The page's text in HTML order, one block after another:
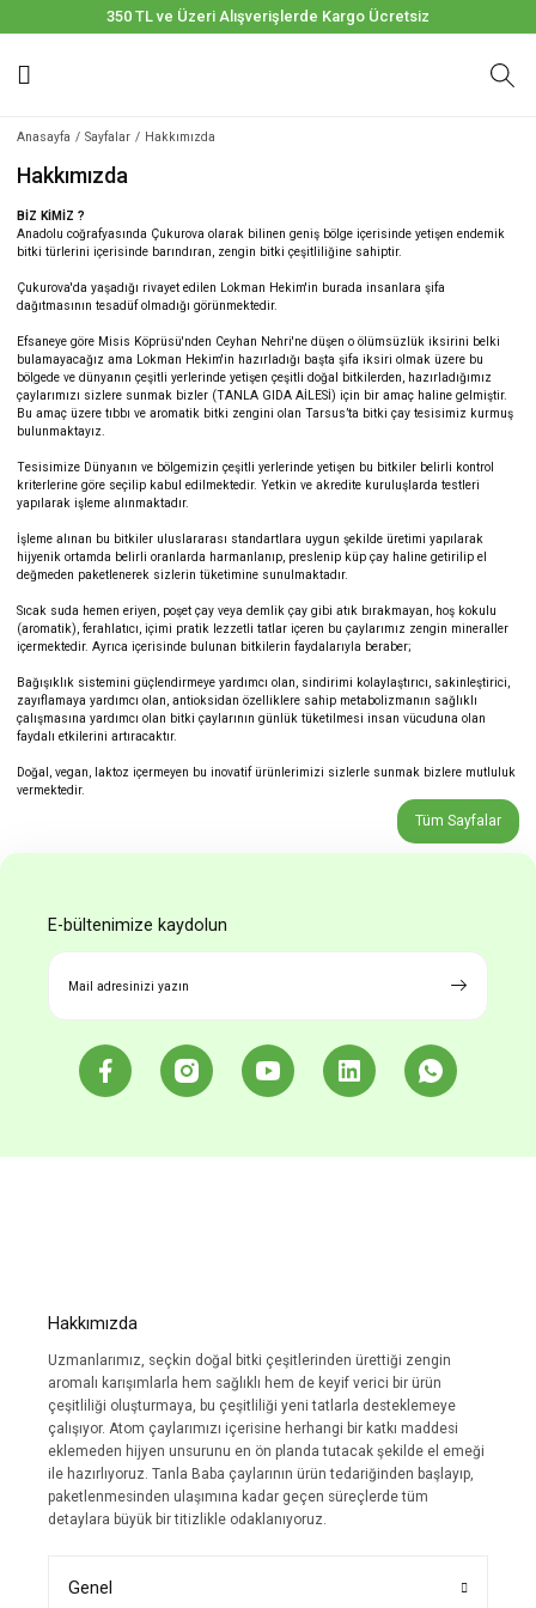
350 TL ve Üzeri Alışverişlerde Kargo Ücretsiz
Anasayfa Sayfalar Hakkımızda
Hakkımızda
BİZ KİMİZ ?
Anadolu coğrafyasında Çukurova olarak bilinen geniş bölge içerisinde yetişen endemik
bitki türlerini içerisinde barındıran, zengin bitki çeşitliliğine sahiptir.
Çukurova'da yaşadığı rivayet edilen Lokman Hekim'in burada insanlara şifa
dağıtmasının tesadüf olmadığı görünmektedir.
Efsaneye göre Misis Köprüsü'nden Ceyhan Nehri'ne düşen o ölümsüzlük iksirini belki
bulamayacağız ama Lokman Hekim'in hazırladığı başta şifa iksiri olmak üzere bu
bölgede ve dünyanın çeşitli yerlerinde yetişen çeşitli doğal bitkilerden, hazırladığımız
çaylarımızı sizlere sunmak bizler (TANLA GIDA AİLESİ) için bir amaç haline gelmiştir.
Bu amaç üzere tıbbı ve aromatik bitki zengini olan Tarsus’ta bitki çay tesisimiz kurmuş
bulunmaktayız.
Tesisimize Dünyanın ve bölgemizin çeşitli yerlerinde yetişen bu bitkiler belirli kontrol
kriterlerine göre seçilip kabul edilmektedir. Yetkin ve akredite kuruluşlarda testleri
yapılarak işleme alınmaktadır.
İşleme alınan bu bitkiler uluslararası standartlara uygun şekilde üretimi yapılarak
hijyenik ortamda belirli oranlarda harmanlanıp, preslenip küp çay haline getirilip el
değmeden paketlenerek sizlerin tüketimine sunulmaktadır.
Sıcak suda hemen eriyen, poşet çay veya demlik çay gibi atık bırakmayan, hoş kokulu
(aromatik), ferahlatıcı, içimi pratik lezzetli tatlar içeren bu çaylarımız zengin mineraller
içermektedir. Ayrıca içerisinde bulunan bitkilerin faydalarıyla beraber;
Bağışıklık sistemini güçlendirmeye yardımcı olan, sindirimi kolaylaştırıcı, sakinleştirici,
zayıflamaya yardımcı olan, antioksidan özelliklere sahip metabolizmanın sağlıklı
çalışmasına yardımcı olan bitki çaylarının günlük tüketilmesi insan vücuduna olan
faydalı etkilerini artıracaktır.
Doğal, vegan, laktoz içermeyen bu inovatif ürünlerimizi sizlerle sunmak bizlere mutluluk
vermektedir.
Tüm Sayfalar
E-bültenimize kaydolun
Hakkımızda
Uzmanlarımız, seçkin doğal bitki çeşitlerinden ürettiği zengin
aromalı karışımlarla hem sağlıklı hem de keyif verici bir ürün
çeşitliliği oluşturmaya, bu çeşitliliği yeni tatlarla desteklemeye
çalışıyor. Atom çaylarımızı içerisine herhangi bir katkı maddesi
eklemeden hijyen unsurunu en ön planda tutacak şekilde el emeği
ile hazırlıyoruz. Tanla Baba çaylarının ürün tedariğinden başlayıp,
paketlenmesinden ulaşımına kadar geçen süreçlerde tüm
detaylara büyük bir titizlikle odaklanıyoruz.
Genel